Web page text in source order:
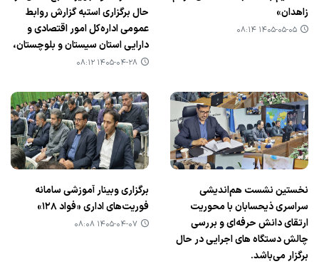
زاهدان»
۱۴۰۵-۰۵-۰۵ ۰۸:۱۴
حال برگزاری استبه گزارش روابط
عمومی اداره‌کل امور اقتصادی و
دارایی استان سیستان و بلوچستان،
۱۴۰۵-۰۴-۲۸ ۰۸:۱۲
نخستین نشست هم‌اندیشی
سراسری ذیحسابان با محوریت
ارتقای دانش حرفه‌ای و بررسی
چالش‌ دستگاه های اجرایی در حال
برگزار می‌باشد.
برگزاری وبینار آموزشی سامانه
فوریت‌های اداری «فواد ۱۲۸»
۱۴۰۵-۰۴-۰۷ ۰۸:۰۸